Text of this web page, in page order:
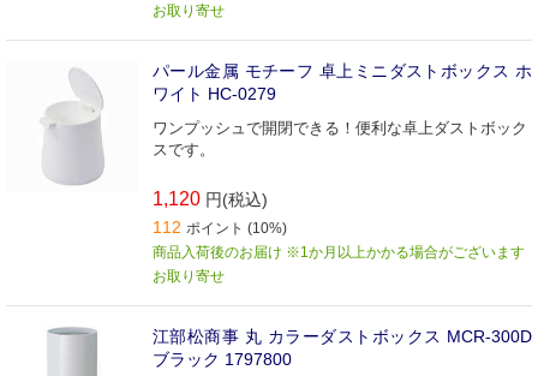
お取り寄せ
パール金属 モチーフ 卓上ミニダストボックス ホ
ワイト HC-0279
ワンプッシュで開閉できる！便利な卓上ダストボック
スです。
1,120 円(税込)
112 ポイント (10%)
商品入荷後のお届け ※1か月以上かかる場合がございます
お取り寄せ
江部松商事 丸 カラーダストボックス MCR-300D
ブラック 1797800